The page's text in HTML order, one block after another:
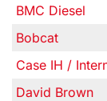
BMC Diesel
Bobcat
Case IH /
David Brown